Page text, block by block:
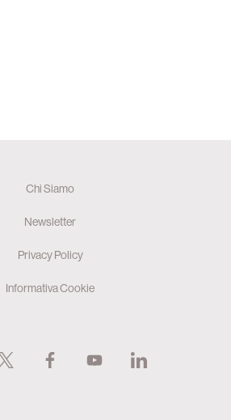
Chi Siamo
Newsletter
Privacy Policy
Informativa Cookie